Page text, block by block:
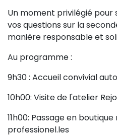
Un moment privilégié
vos questions sur la
manière responsable et
Au programme :
9h30 : Accueil convivial
10h00: Visite de l'atelier
11h00: Passage en
professionel.les